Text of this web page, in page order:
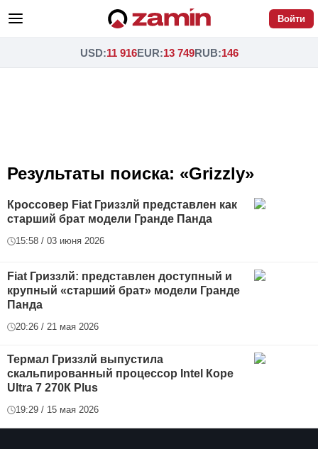
Войти
USD:11 916EUR:13 749RUB:146
Результаты поиска: «Grizzly»
Кроссовер Fiat Гриззлй представлен как
старший брат модели Гранде Панда
15:58 / 03 июня 2026
Fiat Гриззлй: представлен доступный и
крупный «старший брат» модели Гранде
Панда
20:26 / 21 мая 2026
Термал Гриззлй выпустила
скальпированный процессор Intel Коре
Ultra 7 270К Plus
19:29 / 15 мая 2026